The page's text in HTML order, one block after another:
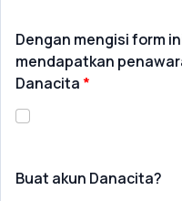
Dengan mengisi form
mendapatkan
Danacita
Buat akun Danacita?